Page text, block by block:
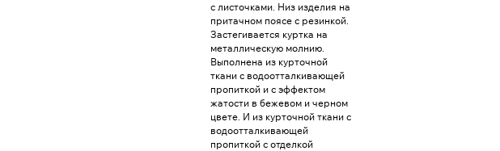
с листочками. Низ изделия на
притачном поясе с резинкой.
Застегивается куртка на
металлическую молнию.
Выполнена из курточной
ткани с водоотталкивающей
пропиткой и с эффектом
жатости в бежевом и черном
цвете. И из курточной ткани с
водоотталкивающей
пропиткой с отделкой